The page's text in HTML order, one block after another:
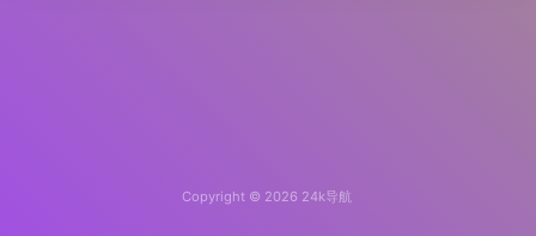
Copyright © 2026 24k导航